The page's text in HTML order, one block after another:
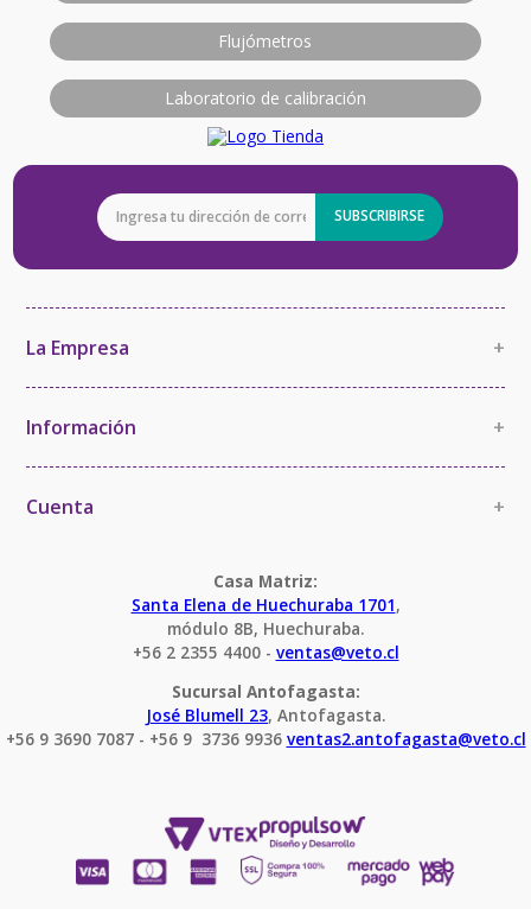
Flujómetros
Laboratorio de calibración
SUBSCRIBIRSE
La Empresa +
Política de Imparcialidad y Confidencialidad
Certificaciones y Acreditaciones
Información +
Términos y Condiciones
Cuenta +
Casa Matriz:
Santa Elena de Huechuraba 1701,
módulo 8B, Huechuraba.
+56 2 2355 4400 - ventas@veto.cl
Sucursal Antofagasta:
José Blumell 23, Antofagasta.
+56 9 3690 7087 - +56 9  3736 9936 ventas2.antofagasta@veto.cl